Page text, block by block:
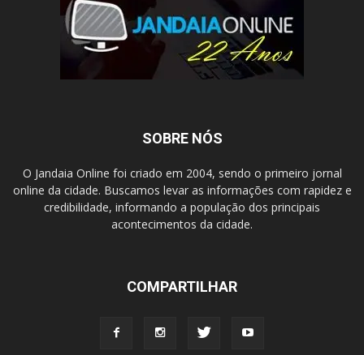
SOBRE NÓS
O Jandaia Online foi criado em 2004, sendo o primeiro jornal
online da cidade. Buscamos levar as informações com rapidez e
credibilidade, informando a população dos principais
acontecimentos da cidade.
COMPARTILHAR